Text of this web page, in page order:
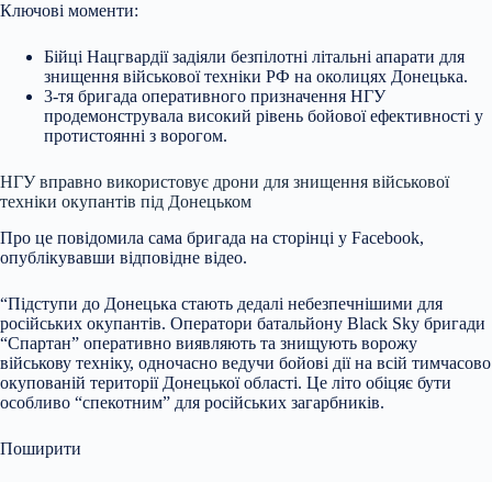
Ключові моменти:
Бійці Нацгвардії задіяли безпілотні літальні апарати для
знищення військової техніки РФ на околицях Донецька.
3-тя бригада оперативного призначення НГУ
продемонструвала високий рівень бойової ефективності у
протистоянні з ворогом.
НГУ вправно використовує дрони для знищення військової
техніки окупантів під Донецьком
Про це повідомила сама бригада на сторінці у Facebook,
опублікувавши відповідне відео.
“Підступи до Донецька стають дедалі небезпечнішими для
російських окупантів. Оператори батальйону Black Sky бригади
“Спартан” оперативно виявляють та знищують ворожу
військову техніку, одночасно ведучи бойові дії на всій тимчасово
окупованій території Донецької області. Це літо обіцяє бути
особливо “спекотним” для російських загарбників.
Поширити